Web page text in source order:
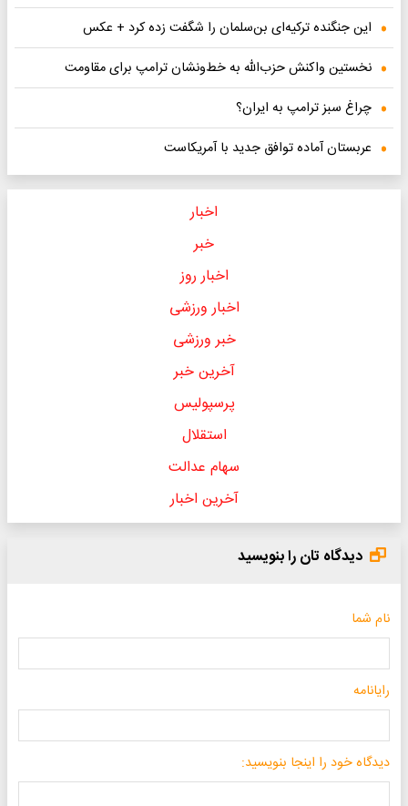
این جنگنده ترکیه‌‌ای بن‌سلمان را شگفت زده کرد + عکس
نخستین واکنش حزب‌الله به خط‌ونشان ترامپ برای مقاومت
چراغ سبز ترامپ به ایران؟
عربستان آماده توافق جدید با آمریکاست
اخبار
خبر
اخبار روز
اخبار ورزشی
خبر ورزشی
آخرین خبر
پرسپولیس
استقلال
سهام عدالت
آخرین اخبار
دیدگاه تان را بنویسید
نام شما
رایانامه
دیدگاه خود را اینجا بنویسید: